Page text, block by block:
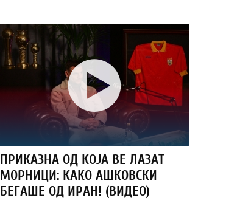
ПРИКАЗНА ОД КОЈА ВЕ ЛАЗАТ
МОРНИЦИ: КАКО АШКОВСКИ
БЕГАШЕ ОД ИРАН! (ВИДЕО)